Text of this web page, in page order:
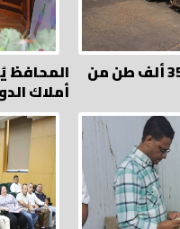
الصوامع والشون تستلم 353 ألف طن من المحافظ
أملاك